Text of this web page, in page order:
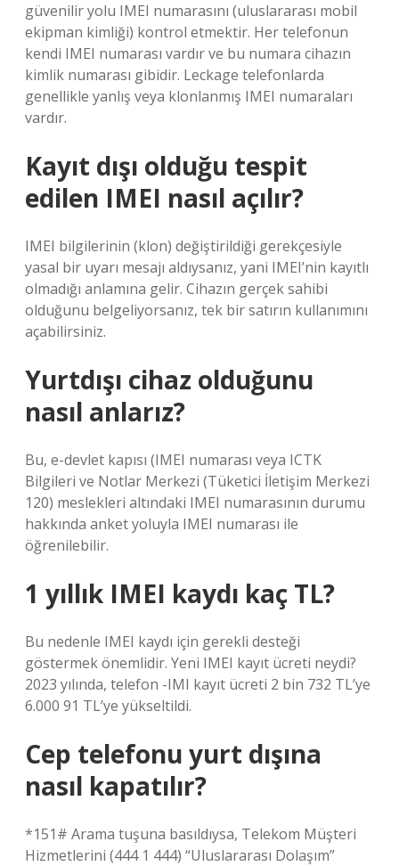
güvenilir yolu IMEI numarasını (uluslararası mobil
ekipman kimliği) kontrol etmektir. Her telefonun
kendi IMEI numarası vardır ve bu numara cihazın
kimlik numarası gibidir. Leckage telefonlarda
genellikle yanlış veya klonlanmış IMEI numaraları
vardır.
Kayıt dışı olduğu tespit
edilen IMEI nasıl açılır?
IMEI bilgilerinin (klon) değiştirildiği gerekçesiyle
yasal bir uyarı mesajı aldıysanız, yani IMEI’nin kayıtlı
olmadığı anlamına gelir. Cihazın gerçek sahibi
olduğunu belgeliyorsanız, tek bir satırın kullanımını
açabilirsiniz.
Yurtdışı cihaz olduğunu
nasıl anlarız?
Bu, e-devlet kapısı (IMEI numarası veya ICTK
Bilgileri ve Notlar Merkezi (Tüketici İletişim Merkezi
120) meslekleri altındaki IMEI numarasının durumu
hakkında anket yoluyla IMEI numarası ile
öğrenilebilir.
1 yıllık IMEI kaydı kaç TL?
Bu nedenle IMEI kaydı için gerekli desteği
göstermek önemlidir. Yeni IMEI kayıt ücreti neydi?
2023 yılında, telefon -IMI kayıt ücreti 2 bin 732 TL’ye
6.000 91 TL’ye yükseltildi.
Cep telefonu yurt dışına
nasıl kapatılır?
*151# Arama tuşuna basıldıysa, Telekom Müşteri
Hizmetlerini (444 1 444) “Uluslararası Dolaşım”